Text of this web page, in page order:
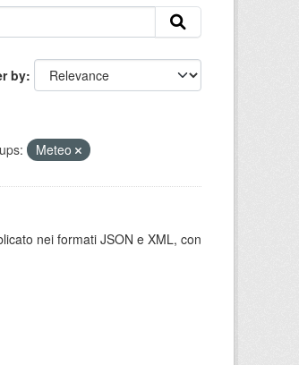
by
Meteo
nei formati JSON e XML, con